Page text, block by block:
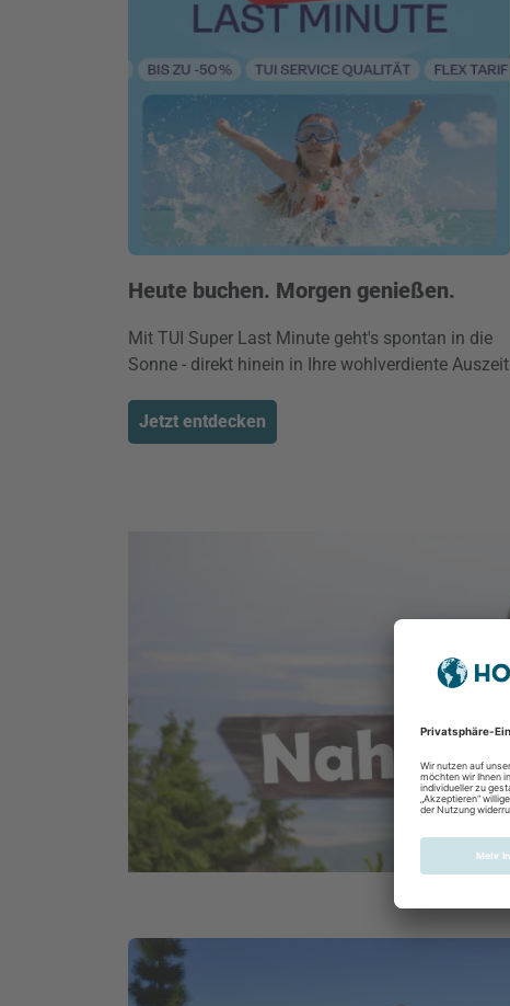
Heute buchen. Morgen genießen.
Mit TUI Super Last Minute geht's spontan in die
Sonne - direkt hinein in Ihre wohlverdiente Auszeit
Jetzt entdecken